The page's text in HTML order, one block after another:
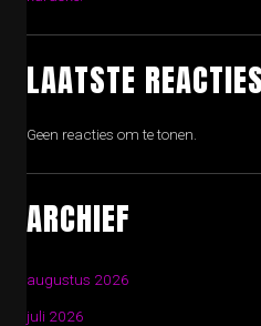
LAATSTE REACTIES
Geen reacties om te tonen.
ARCHIEF
augustus 2026
juli 2026